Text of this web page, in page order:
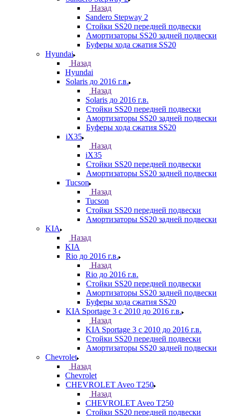
Назад
Sandero Stepway 2
Стойки SS20 передней подвески
Амортизаторы SS20 задней подвески
Буферы хода сжатия SS20
Hyundai
Назад
Hyundai
Solaris до 2016 г.в.
Назад
Solaris до 2016 г.в.
Стойки SS20 передней подвески
Амортизаторы SS20 задней подвески
Буферы хода сжатия SS20
iX35
Назад
iX35
Стойки SS20 передней подвески
Амортизаторы SS20 задней подвески
Tucson
Назад
Tucson
Стойки SS20 передней подвески
Амортизаторы SS20 задней подвески
KIA
Назад
KIA
Rio до 2016 г.в.
Назад
Rio до 2016 г.в.
Стойки SS20 передней подвески
Амортизаторы SS20 задней подвески
Буферы хода сжатия SS20
KIA Sportage 3 с 2010 до 2016 г.в.
Назад
KIA Sportage 3 с 2010 до 2016 г.в.
Стойки SS20 передней подвески
Амортизаторы SS20 задней подвески
Chevrolet
Назад
Chevrolet
CHEVROLET Aveo T250
Назад
CHEVROLET Aveo T250
Стойки SS20 передней подвески